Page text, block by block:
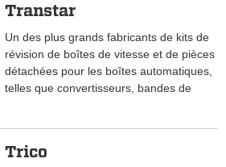
Transtar
Un des plus grands fabricants de kits de
révision de boîtes de vitesse et de pièces
détachées pour les boîtes automatiques,
telles que convertisseurs, bandes de
Trico